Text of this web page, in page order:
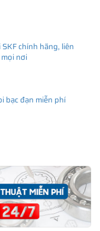
chính hãng, liên
nơi
bạc đạn miễn phí